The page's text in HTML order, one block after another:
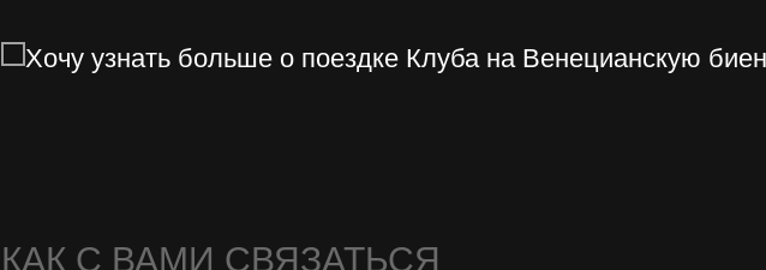
Хочу узнать больше о поездке Клуба на Венецианскую
КАК С ВАМИ СВЯЗАТЬСЯ